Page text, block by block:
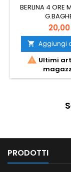
BERLINA 4 ORE
 Aggiungi
 Ultimi
PRODOTTI